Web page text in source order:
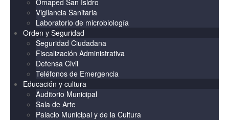
Omaped San Isidro
Vigilancia Sanitaria
Laboratorio de microbiología
Orden y Seguridad
Seguridad Ciudadana
Fiscalización Administrativa
Defensa Civil
Teléfonos de Emergencia
Educación y cultura
Auditorio Municipal
Sala de Arte
Palacio Municipal y de la Cultura